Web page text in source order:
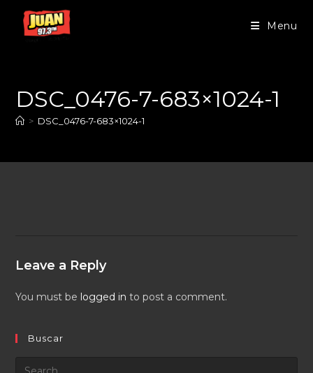
Menu
DSC_0476-7-683×1024-1
> DSC_0476-7-683×1024-1
Leave a Reply
You must be logged in to post a comment.
Buscar